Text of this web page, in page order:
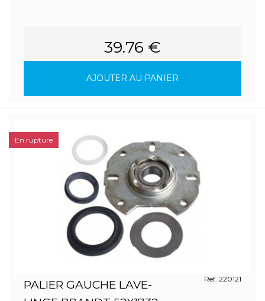
39.76 €
AJOUTER AU PANIER
PALIER GAUCHE LAVE-
Ref. 220121
En rupture